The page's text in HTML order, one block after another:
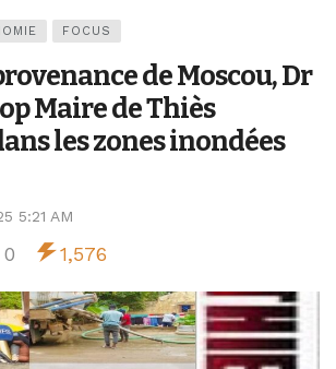
FOCUS
de Moscou, Dr
Maire de Thiès
les zones inondées
5:21 AM
0 1,576